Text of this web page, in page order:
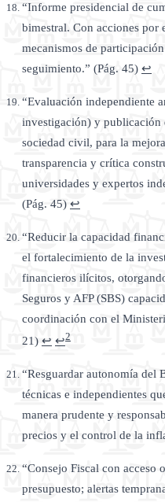
“Informe presidencial de
bimestral. Con acciones por
mecanismos de
seguimiento.” (Pág. 45) ↩
“Evaluación independiente
investigación) y publicación
sociedad civil, para la
transparencia y crítica
universidades y expertos
(Pág. 45) ↩
“Reducir la capacidad
el fortalecimiento de la
financieros ilícitos,
Seguros y AFP (SBS)
coordinación con el
21) ↩ ↩2
“Resguardar autonomía del
técnicas e independientes
manera prudente y
precios y el control de la
“Consejo Fiscal con
presupuesto; alertas